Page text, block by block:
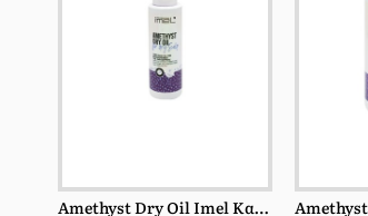
Amethyst Dry Oil Imel Κατά Της Ξηροδερμίας 150ml